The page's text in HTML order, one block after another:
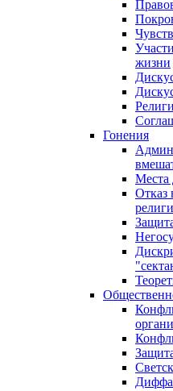
жизни
Гонения
Места
Отказ